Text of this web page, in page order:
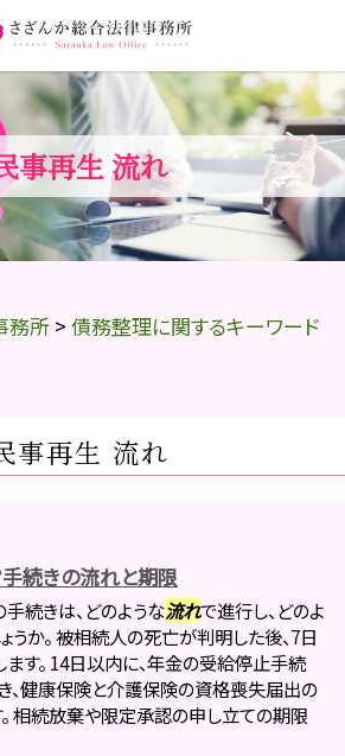
事再生 流れ
務所 > 債務整理に関するキーワード
事再生 流れ
続きの流れと期限
続きは、どのような流れで進行し、どのよ
うか。 被相続人の死亡が判明した後、7日
す。 14日以内に、年金の受給停止手続
、健康保険と介護保険の資格喪失届出の
相続放棄や限定承認の申し立ての期限